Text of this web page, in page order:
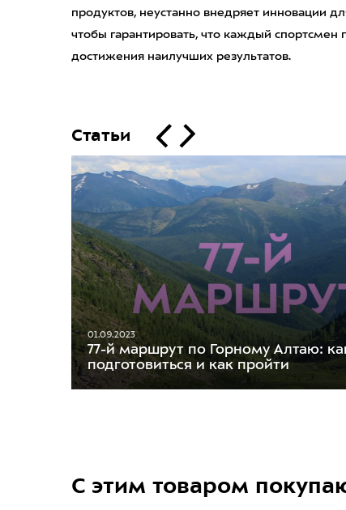
продуктов, неустанно внедряет инновации
чтобы гарантировать, что каждый
достижения наилучших результатов.
Статьи
01.09.2023
77-й маршрут по Горному Алтаю:
подготовиться и как пройти
С этим товаром